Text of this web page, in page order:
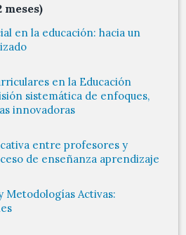
meses)
en la educación: hacia un
en la Educación
sistemática de enfoques,
innovadoras
entre profesores y
de enseñanza aprendizaje
Activas: